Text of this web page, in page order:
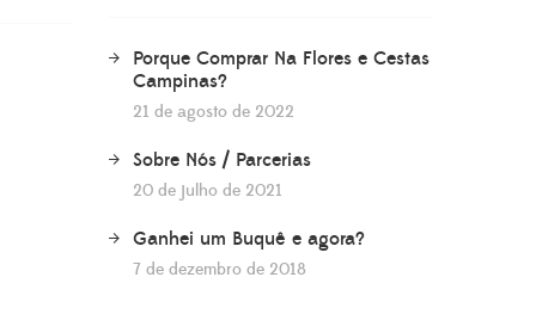
Porque Comprar Na Flores e Cestas
Campinas?
21 de agosto de 2022
Sobre Nós / Parcerias
20 de julho de 2021
Ganhei um Buquê e agora?
7 de dezembro de 2018